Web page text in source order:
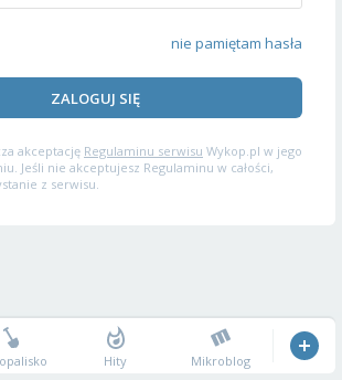
nie pamiętam hasła
ZALOGUJ SIĘ
akceptację Regulaminu serwisu Wykop.pl w jego
Jeśli nie akceptujesz Regulaminu w całości,
z serwisu.
Hity Mikroblog